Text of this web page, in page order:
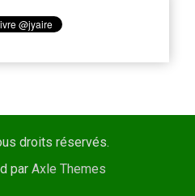
droits réservés.
parAxle Themes